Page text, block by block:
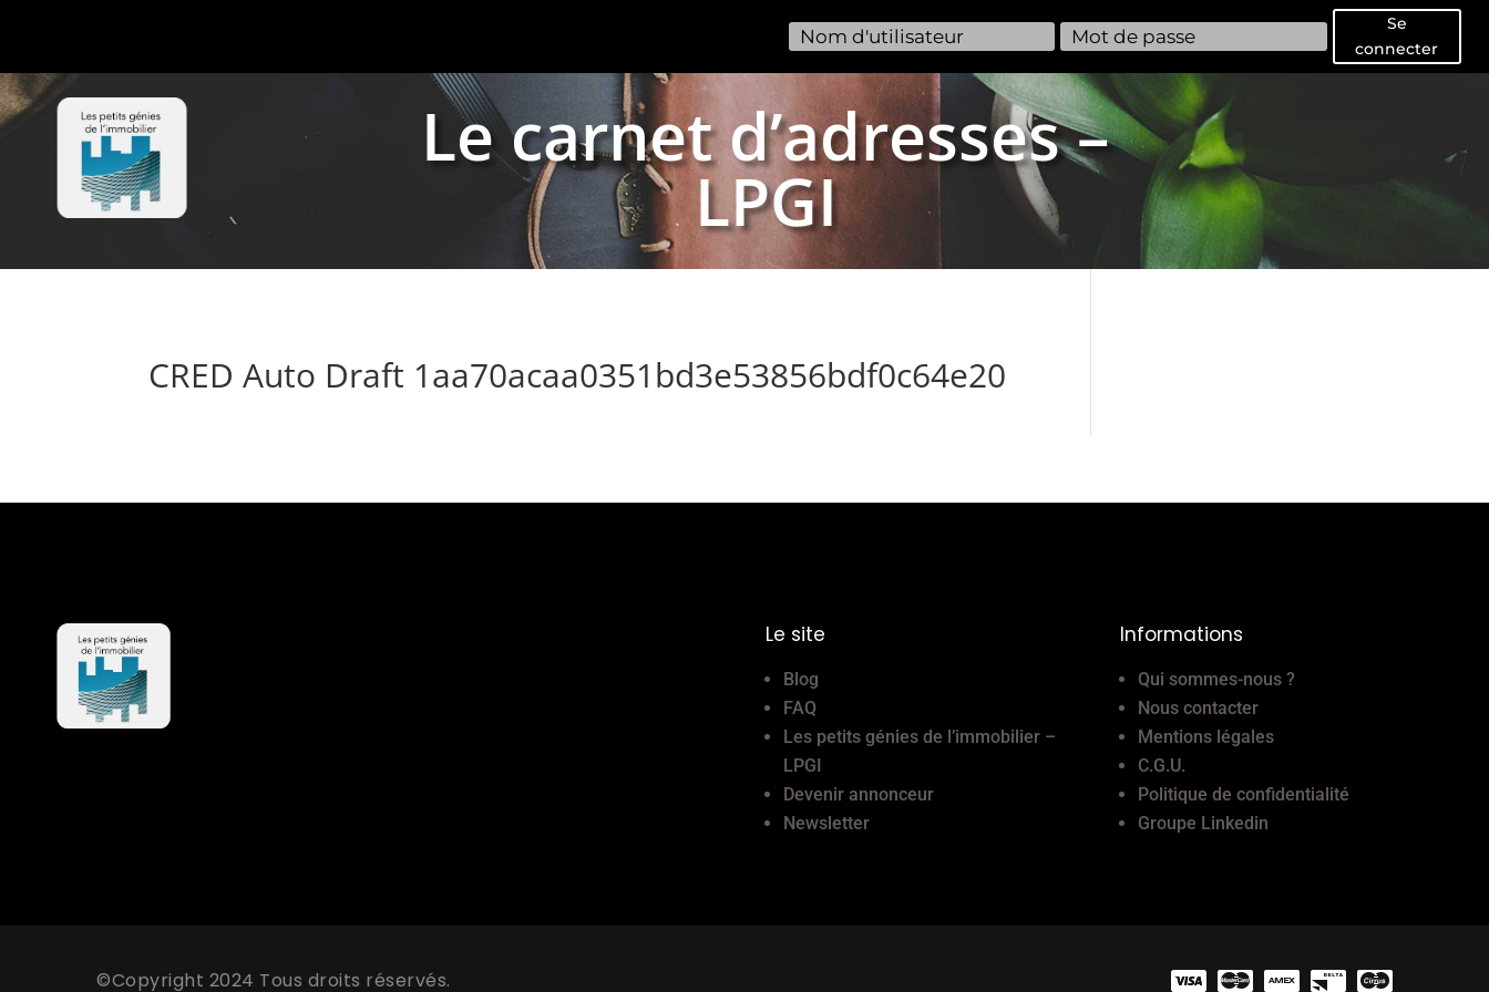
Se
connecter
Le carnet d’adresses –
LPGI
CRED Auto Draft 1aa70acaa0351bd3e53856bdf0c64e20
Le site
Blog
FAQ
Les petits génies de l’immobilier –
LPGI
Devenir annonceur
Newsletter
Informations
Qui sommes-nous ?
Nous contacter
Mentions légales
C.G.U.
Politique de confidentialité
Groupe Linkedin
©Copyright 2024 Tous droits réservés.